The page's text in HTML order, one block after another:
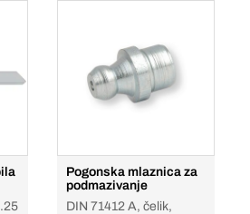
Pogonska mlaznica za
podmazivanje
DIN 71412 A, čelik,